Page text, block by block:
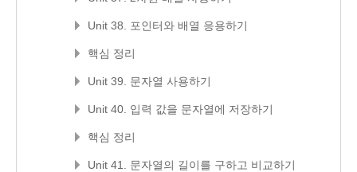
Unit 38. 포인터와 배열 응용하기
핵심 정리
Unit 39. 문자열 사용하기
Unit 40. 입력 값을 문자열에 저장하기
핵심 정리
Unit 41. 문자열의 길이를 구하고 비교하기